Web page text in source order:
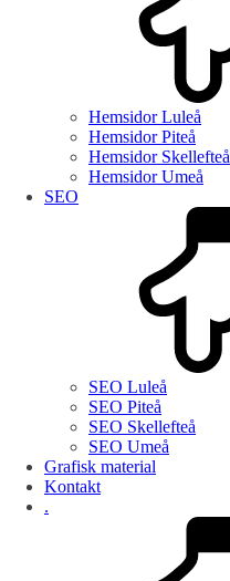
Hemsidor Luleå
Hemsidor Piteå
Hemsidor Skellefteå
Hemsidor Umeå
SEO
SEO Luleå
SEO Piteå
SEO Skellefteå
SEO Umeå
Grafisk material
Kontakt
.